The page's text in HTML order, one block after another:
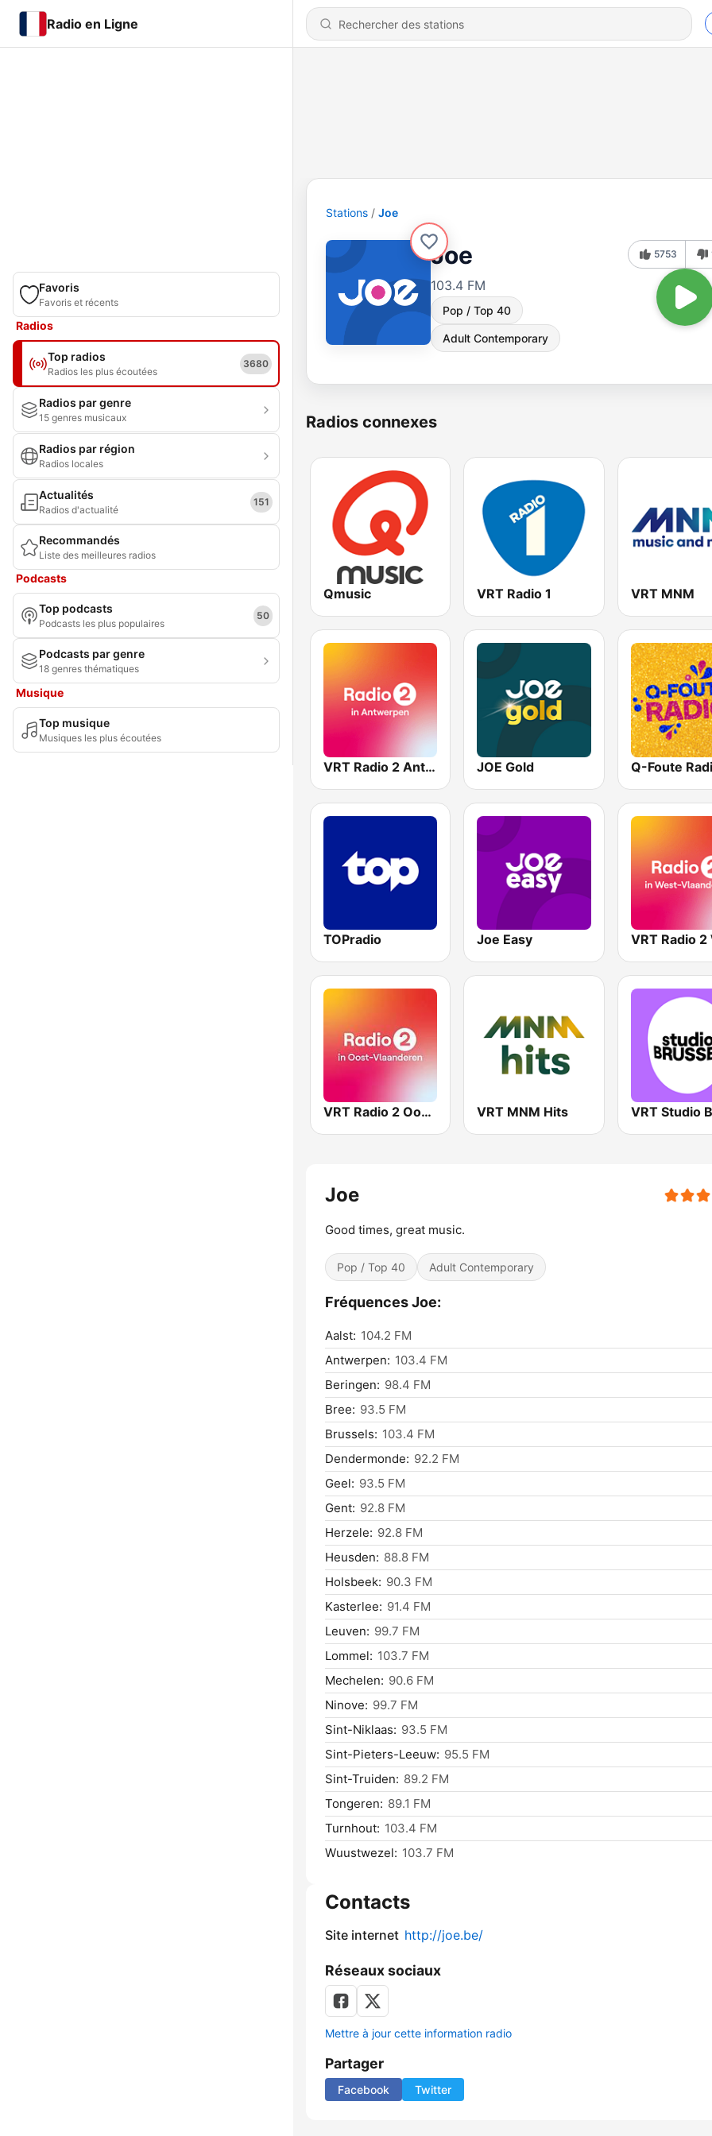
Radio en Ligne
Favoris
Favoris et récents
Radios
Top radios
Radios les plus écoutées
3680
Radios par genre
15 genres musicaux
Radios par région
Radios locales
Actualités
Radios d'actualité
151
Recommandés
Liste des meilleures radios
Podcasts
Top podcasts
Podcasts les plus populaires
50
Podcasts par genre
18 genres thématiques
Musique
Top musique
Musiques les plus écoutées
Stations Joe
Joe
103.4 FM
Pop / Top 40
Adult Contemporary
5753
Radios connexes
Qmusic VRT Radio 1 VRT MNM
VRT Radio 2 Antwerpen JOE Gold Q-Foute
TOPradio Joe Easy
VRT Radio 2 Oost-Vlaanderen VRT MNM Hits
Joe
Good times, great music.
Pop / Top 40 Adult Contemporary
Fréquences Joe:
Aalst: 104.2 FM
Antwerpen: 103.4 FM
Beringen: 98.4 FM
Bree: 93.5 FM
Brussels: 103.4 FM
Dendermonde: 92.2 FM
Geel: 93.5 FM
Gent: 92.8 FM
Herzele: 92.8 FM
Heusden: 88.8 FM
Holsbeek: 90.3 FM
Kasterlee: 91.4 FM
Leuven: 99.7 FM
Lommel: 103.7 FM
Mechelen: 90.6 FM
Ninove: 99.7 FM
Sint-Niklaas: 93.5 FM
Sint-Pieters-Leeuw: 95.5 FM
Sint-Truiden: 89.2 FM
Tongeren: 89.1 FM
Turnhout: 103.4 FM
Wuustwezel: 103.7 FM
Contacts
Site internet http://joe.be/
Réseaux sociaux
Mettre à jour cette information radio
Partager
Facebook Twitter